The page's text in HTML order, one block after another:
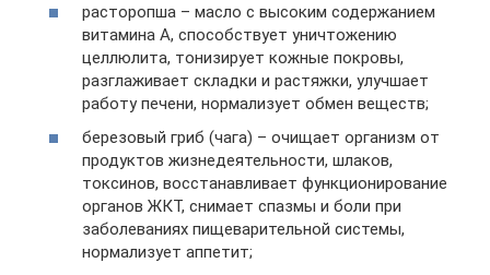
расторопша – масло с высоким содержанием
витамина A, способствует уничтожению
целлюлита, тонизирует кожные покровы,
разглаживает складки и растяжки, улучшает
работу печени, нормализует обмен веществ;
березовый гриб (чага) – очищает организм от
продуктов жизнедеятельности, шлаков,
токсинов, восстанавливает функционирование
органов ЖКТ, снимает спазмы и боли при
заболеваниях пищеварительной системы,
нормализует аппетит;